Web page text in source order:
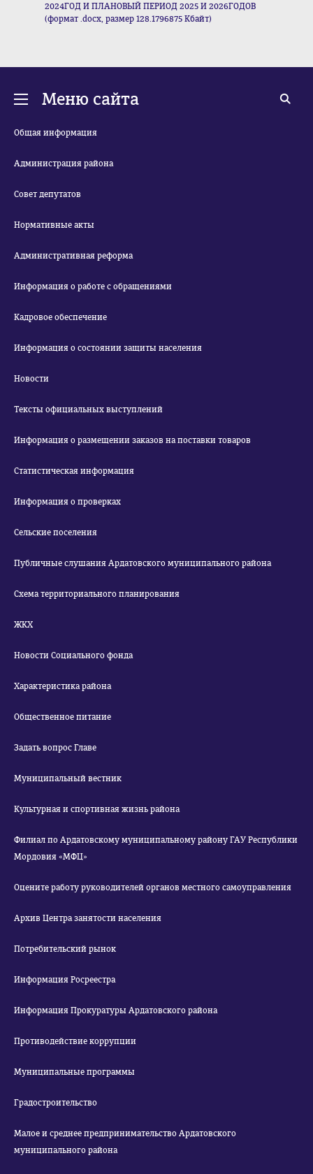
2024ГОД И ПЛАНОВЫЙ ПЕРИОД 2025 И 2026ГОДОВ
(формат .docx, размер 128.1796875 Кбайт)
Меню сайта
Общая информация
Администрация района
Совет депутатов
Нормативные акты
Административная реформа
Информация о работе с обращениями
Кадровое обеспечение
Информация о состоянии защиты населения
Новости
Тексты официальных выступлений
Информация о размещении заказов на поставки товаров
Статистическая информация
Информация о проверках
Сельские поселения
Публичные слушания Ардатовского муниципального района
Схема территориального планирования
ЖКХ
Новости Социального фонда
Характеристика района
Общественное питание
Задать вопрос Главе
Муниципальный вестник
Культурная и спортивная жизнь района
Филиал по Ардатовскому муниципальному району ГАУ Республики
Мордовия «МФЦ»
Оцените работу руководителей органов местного самоуправления
Архив Центра занятости населения
Потребительский рынок
Информация Росреестра
Информация Прокуратуры Ардатовского района
Противодействие коррупции
Муниципальные программы
Градостроительство
Малое и среднее предпринимательство Ардатовского
муниципального района